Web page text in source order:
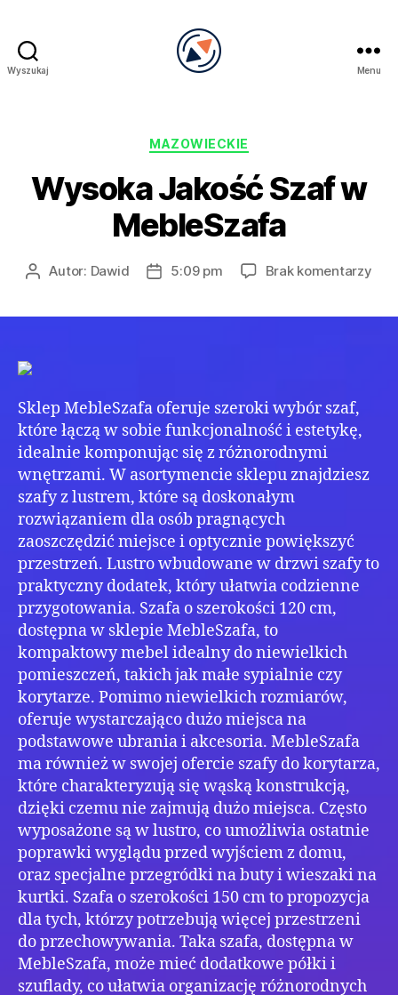
Wyszukaj Menu
Kategorie
MAZOWIECKIE
Wysoka Jakość Szaf w
MebleSzafa
AutorAutor: Dawid
Data5:09 pm Brak komentarzydo
Sklep MebleSzafa oferuje szeroki wybór szaf,
które łączą w sobie funkcjonalność i estetykę,
idealnie komponując się z różnorodnymi
wnętrzami. W asortymencie sklepu znajdziesz
szafy z lustrem, które są doskonałym
rozwiązaniem dla osób pragnących
zaoszczędzić miejsce i optycznie powiększyć
przestrzeń. Lustro wbudowane w drzwi szafy to
praktyczny dodatek, który ułatwia codzienne
przygotowania. Szafa o szerokości 120 cm,
dostępna w sklepie MebleSzafa, to
kompaktowy mebel idealny do niewielkich
pomieszczeń, takich jak małe sypialnie czy
korytarze. Pomimo niewielkich rozmiarów,
oferuje wystarczająco dużo miejsca na
podstawowe ubrania i akcesoria. MebleSzafa
ma również w swojej ofercie szafy do korytarza,
które charakteryzują się wąską konstrukcją,
dzięki czemu nie zajmują dużo miejsca. Często
wyposażone są w lustro, co umożliwia ostatnie
poprawki wyglądu przed wyjściem z domu,
oraz specjalne przegródki na buty i wieszaki na
kurtki. Szafa o szerokości 150 cm to propozycja
dla tych, którzy potrzebują więcej przestrzeni
do przechowywania. Taka szafa, dostępna w
MebleSzafa, może mieć dodatkowe półki i
szuflady, co ułatwia organizację różnorodnych